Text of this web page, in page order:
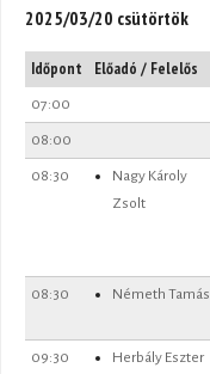
2025/03/20 csütörtök
Időpont Előadó / Felelős
07:00
08:00
08:30
Nagy Károly
Zsolt
08:30 Németh Tamás
09:30 Herbály Eszter